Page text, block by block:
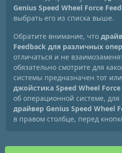
Genius Speed Wheel Force
выбрать его из списка выше.
Обратите внимание, что
Feedback для различных
отличаться и не
обязательно смотрите для
системы предназначен тот
джойстика Speed Wheel
об операционной системе, для
драйвер Genius Speed Wheel
в правом столбце, перед